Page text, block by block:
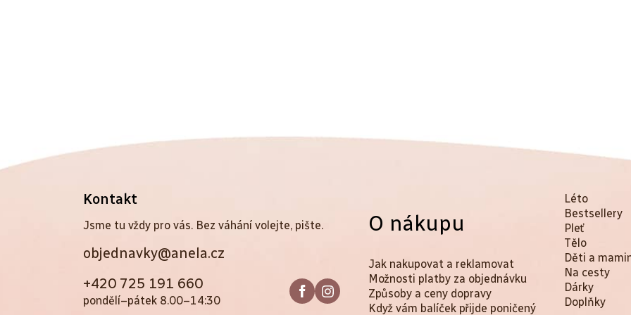
Kontakt
Jsme tu vždy pro vás. Bez váhání volejte, pište.
objednavky@anela.cz
+420 725 191 660
pondělí–pátek 8.00–14:30
O nákupu
Jak nakupovat a reklamovat
Možnosti platby za objednávku
Způsoby a ceny dopravy
Když vám balíček přijde poničený
Přeskočit
kategorie
K
a
t
e
g
Léto
Bestsellery
Pleť
Tělo
Děti a
Na cesty
Dárky
Doplňky